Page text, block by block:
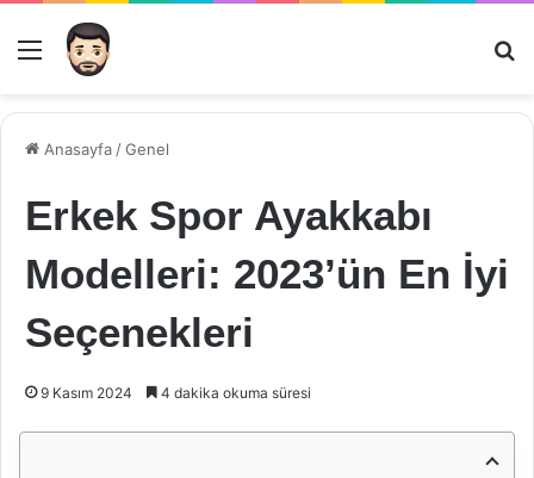
Menü
Anasayfa /Genel
Erkek Spor Ayakkabı
Modelleri: 2023’ün En İyi
Seçenekleri
9 Kasım 2024 4 dakika okuma süresi